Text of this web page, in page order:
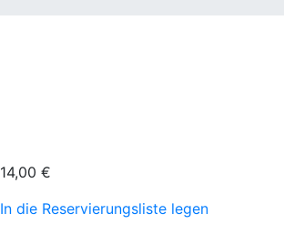
14,00 €
In die Reservierungsliste legen